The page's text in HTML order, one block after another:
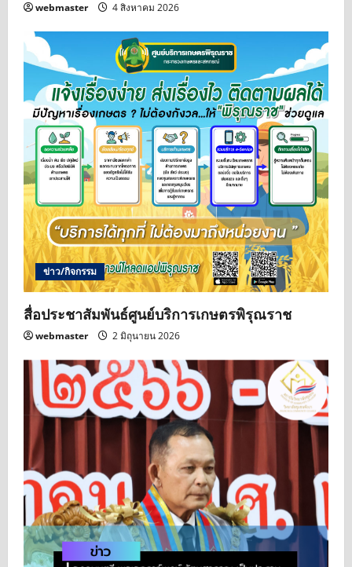
webmaster 4 สิงหาคม 2026
ข่าว/กิจกรรม
สื่อประชาสัมพันธ์ศูนย์บริการเกษตรพิรุณราช
webmaster 2 มิถุนายน 2026